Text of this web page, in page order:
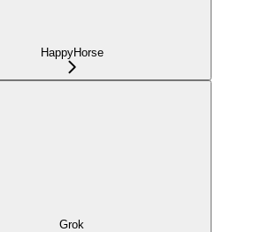
HappyHorse
Grok